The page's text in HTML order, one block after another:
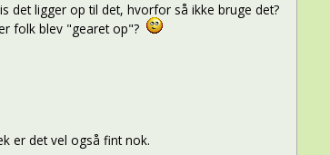
det ligger op til det, hvorfor så ikke bruge det?
folk blev "gearet op"?
er det vel også fint nok.